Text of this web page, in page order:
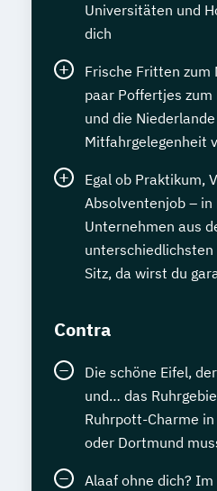
Universitäten und
dich
Frische Fritten zum
paar Poffertjes zum
und die
Mitfahrgelegenheit
Egal ob Praktikum,
Absolventenjob – in
Unternehmen aus
unterschiedlichsten
Sitz, da wirst du
Contra
Die schöne Eifel,
und… das
Ruhrpott-Charme
oder Dortmund
Alaaf ohne dich?